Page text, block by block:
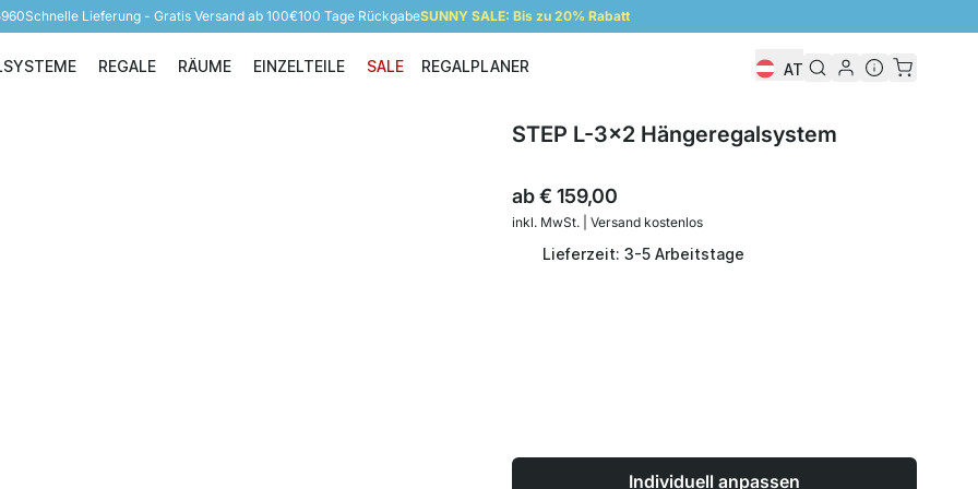
Schnelle Lieferung - Gratis Versand ab 100€100 Tage RückgabeSUNNY SALE: Bis zu 20% Rabatt
Regalsysteme
REGALE
Regale
RÄUME
Räume
EINZELTEILE
Einzelteile
SALE REGALPLANER AT
STEP L-3x2 Hängeregalsystem
ab€ 159,00
inkl. MwSt. | Versand kostenlos
Lieferzeit: 3-5 Arbeitstage
Individuell anpassen